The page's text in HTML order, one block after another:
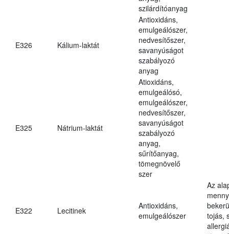
szilárdítóanyag
E326 Kálium-laktát
Antioxidáns,
emulgeálószer,
nedvesítőszer,
savanyúságot
szabályozó
anyag
E325 Nátrium-laktát
Atioxidáns,
emulgeálósó,
emulgeálószer,
nedvesítőszer,
savanyúságot
szabályozó
anyag,
sűrítőanyag,
tömegnövelő
szer
E322 Lecitinek
Antioxidáns,
emulgeálószer
Az
tojás,